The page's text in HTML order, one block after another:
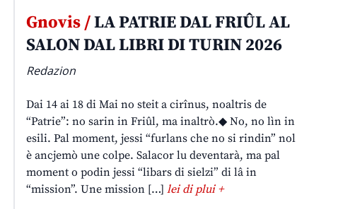
Gnovis /LA PATRIE DAL FRIÛL AL
SALON DAL LIBRI DI TURIN 2026
Redazion
Dai 14 ai 18 di Mai no steit a cirînus, noaltris de
“Patrie”: no sarin in Friûl, ma inaltrò.◆ No, no lìn in
esili. Pal moment, jessi “furlans che no si rindin” nol
è ancjemò une colpe. Salacor lu deventarà, ma pal
moment o podin jessi “libars di sielzi” di lâ in
“mission”. Une mission […]lei di plui +